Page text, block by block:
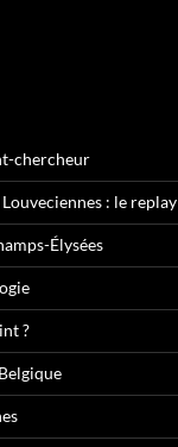
chercheur
: le replay
Élysées
?